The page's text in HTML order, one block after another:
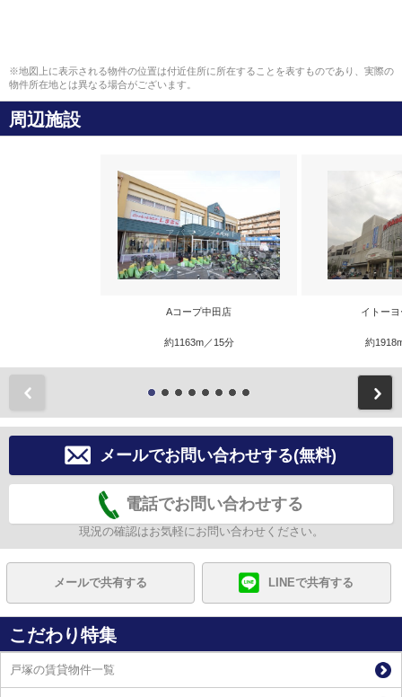
※地図上に表示される物件の位置は付近住所に所在することを表すものであり、実際の
物件所在地とは異なる場合がございます。
周辺施設
Aコープ中田店
約1163m／15分
イトー
約
メールでお問い合わせする(無料)
電話でお問い合わせする
現況の確認はお気軽にお問い合わせください。
メールで共有する LINEで共有する
こだわり特集
戸塚の賃貸物件一覧